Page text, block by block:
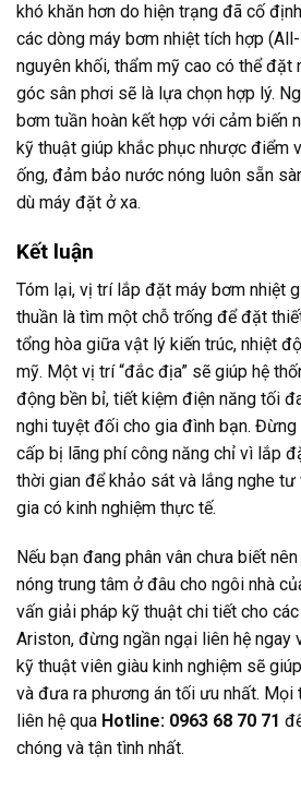
khó khăn hơn do hiện trạng đã cố
các dòng máy bơm nhiệt tích hợp
nguyên khối, thẩm mỹ cao có thể đặt
góc sân phơi sẽ là lựa chọn hợp lý.
bơm tuần hoàn kết hợp với cảm biến
kỹ thuật giúp khắc phục nhược điểm
ống, đảm bảo nước nóng luôn sẵn
dù máy đặt ở xa.
Kết luận
Tóm lại, vị trí lắp đặt máy bơm nhiệt
thuần là tìm một chỗ trống để đặt
tổng hòa giữa vật lý kiến trúc, nhiệt
mỹ. Một vị trí “đắc địa” sẽ giúp hệ
động bền bỉ, tiết kiệm điện năng tối
nghi tuyệt đối cho gia đình bạn.
cấp bị lãng phí công năng chỉ vì lắp
thời gian để khảo sát và lắng nghe
gia có kinh nghiệm thực tế.
Nếu bạn đang phân vân chưa biết
nóng trung tâm ở đâu cho ngôi nhà
vấn giải pháp kỹ thuật chi tiết cho
Ariston, đừng ngần ngại liên hệ ngay
kỹ thuật viên giàu kinh nghiệm sẽ
và đưa ra phương án tối ưu nhất. Mọi
liên hệ qua Hotline: 0963 68 70 71
chóng và tận tình nhất.